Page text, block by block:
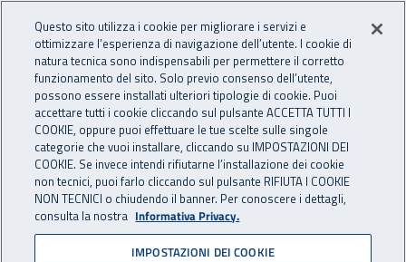
INAIL - Istituto Nazionale
Apri cerca
Navigazione principale
Pagina non disponibile
Il contenuto non è stato trovato. Per continuare la
navigazione è possibile ritornare alla
Questo sito utilizza i cookie per migliorare i servizi e
ottimizzare l’esperienza di navigazione dell’utente. I cookie di
natura tecnica sono indispensabili per permettere il corretto
funzionamento del sito. Solo previo consenso dell’utente,
possono essere installati ulteriori tipologie di cookie. Puoi
accettare tutti i cookie cliccando sul pulsante ACCETTA TUTTI I
COOKIE, oppure puoi effettuare le tue scelte sulle singole
categorie che vuoi installare, cliccando su IMPOSTAZIONI DEI
COOKIE. Se invece intendi rifiutarne l’installazione dei cookie
non tecnici, puoi farlo cliccando sul pulsante RIFIUTA I COOKIE
NON TECNICI o chiudendo il banner. Per conoscere i dettagli,
consulta la nostra Informativa Privacy.
IMPOSTAZIONI DEI COOKIE